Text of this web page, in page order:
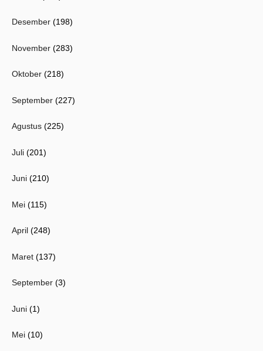
Desember (198)
November (283)
Oktober (218)
September (227)
Agustus (225)
Juli (201)
Juni (210)
Mei (115)
April (248)
Maret (137)
September (3)
Juni (1)
Mei (10)